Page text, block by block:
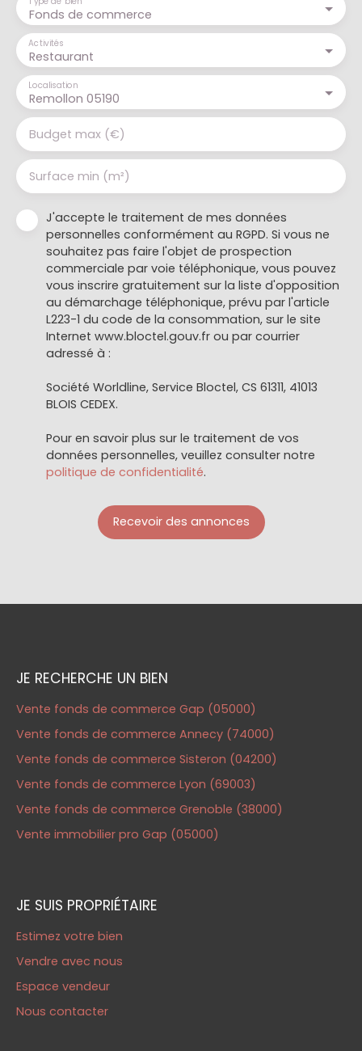
Fonds de commerce
Restaurant
Activités
Remollon 05190
Localisation
Budget max (€)
Surface min (m²)
J'accepte le traitement de mes données
personnelles conformément au RGPD. Si vous ne
souhaitez pas faire l'objet de prospection
commerciale par voie téléphonique, vous pouvez
vous inscrire gratuitement sur la liste d'opposition
au démarchage téléphonique, prévu par l'article
L223-1 du code de la consommation, sur le site
Internet www.bloctel.gouv.fr ou par courrier
adressé à :
Société Worldline, Service Bloctel, CS 61311, 41013
BLOIS CEDEX.
Pour en savoir plus sur le traitement de vos
données personnelles, veuillez consulter notre
politique de confidentialité.
Recevoir des annonces
JE RECHERCHE UN BIEN
Vente fonds de commerce Gap (05000)
Vente fonds de commerce Annecy (74000)
Vente fonds de commerce Sisteron (04200)
Vente fonds de commerce Lyon (69003)
Vente fonds de commerce Grenoble (38000)
Vente immobilier pro Gap (05000)
JE SUIS PROPRIÉTAIRE
Estimez votre bien
Vendre avec nous
Espace vendeur
Nous contacter